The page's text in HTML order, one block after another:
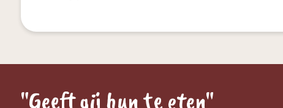
"Geeft gij hun te eten"